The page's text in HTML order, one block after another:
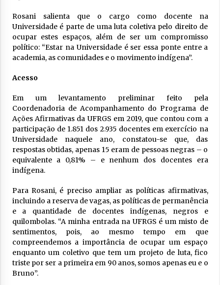
Rosani salienta que o cargo como docente na
Universidade é parte de uma luta coletiva pelo direito de
ocupar estes espaços, além de ser um compromisso
político: “Estar na Universidade é ser essa ponte entre a
academia, as comunidades e o movimento indígena”.
Acesso
Em um levantamento preliminar feito pela
Coordenadoria de Acompanhamento do Programa de
Ações Afirmativas da UFRGS em 2019, que contou com a
participação de 1.851 dos 2.935 docentes em exercício na
Universidade naquele ano, constatou-se que, das
respostas obtidas, apenas 15 eram de pessoas negras – o
equivalente a 0,81% – e nenhum dos docentes era
indígena.
Para Rosani, é preciso ampliar as políticas afirmativas,
incluindo a reserva de vagas, as políticas de permanência
e a quantidade de docentes indígenas, negros e
quilombolas. “A minha entrada na UFRGS é um misto de
sentimentos, pois, ao mesmo tempo em que
compreendemos a importância de ocupar um espaço
enquanto um coletivo que tem um projeto de luta, fico
triste por ser a primeira em 90 anos, somos apenas eu e o
Bruno”.